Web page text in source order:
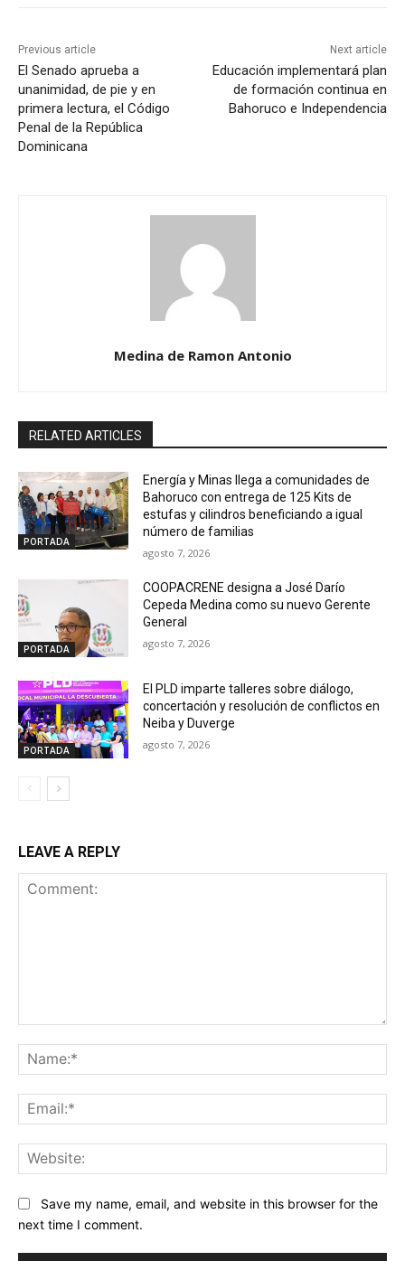
Previous article
El Senado aprueba a
unanimidad, de pie y en
primera lectura, el Código
Penal de la República
Dominicana
Next article
Educación implementará plan
de formación continua en
Bahoruco e Independencia
Medina de Ramon Antonio
RELATED ARTICLES
PORTADA
Energía y Minas llega a comunidades de
Bahoruco con entrega de 125 Kits de
estufas y cilindros beneficiando a igual
número de familias
agosto 7, 2026
PORTADA
COOPACRENE designa a José Darío
Cepeda Medina como su nuevo Gerente
General
agosto 7, 2026
PORTADA
El PLD imparte talleres sobre diálogo,
concertación y resolución de conflictos en
Neiba y Duverge
agosto 7, 2026
LEAVE A REPLY
Save my name, email, and website in this browser for the
next time I comment.